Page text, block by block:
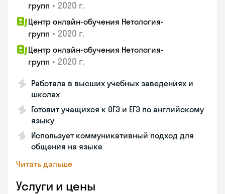
групп • 2020 г.
Центр онлайн-обучения Нетология-
групп • 2020 г.
Центр онлайн-обучения Нетология-
групп • 2020 г.
Работала в высших учебных заведениях и
школах
Готовит учащихся к ОГЭ и ЕГЭ по английскому
языку
Использует коммуникативный подход для
общения на языке
Читать дальше
Услуги и цены